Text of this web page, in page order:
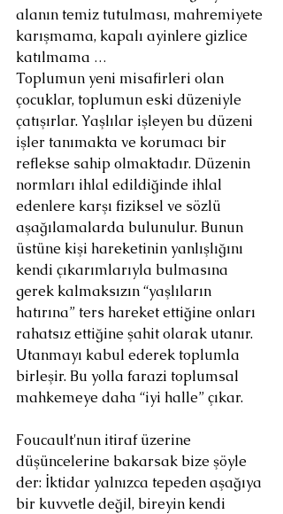
alanın temiz tutulması, mahremiyete
karışmama, kapalı ayinlere gizlice
katılmama …
Toplumun yeni misafirleri olan
çocuklar, toplumun eski düzeniyle
çatışırlar. Yaşlılar işleyen bu düzeni
işler tanımakta ve korumacı bir
reflekse sahip olmaktadır. Düzenin
normları ihlal edildiğinde ihlal
edenlere karşı fiziksel ve sözlü
aşağılamalarda bulunulur. Bunun
üstüne kişi hareketinin yanlışlığını
kendi çıkarımlarıyla bulmasına
gerek kalmaksızın “yaşlıların
hatırına” ters hareket ettiğine onları
rahatsız ettiğine şahit olarak utanır.
Utanmayı kabul ederek toplumla
birleşir. Bu yolla farazi toplumsal
mahkemeye daha “iyi halle” çıkar.
Foucault'nun itiraf üzerine
düşüncelerine bakarsak bize şöyle
der: İktidar yalnızca tepeden aşağıya
bir kuvvetle değil, bireyin kendi